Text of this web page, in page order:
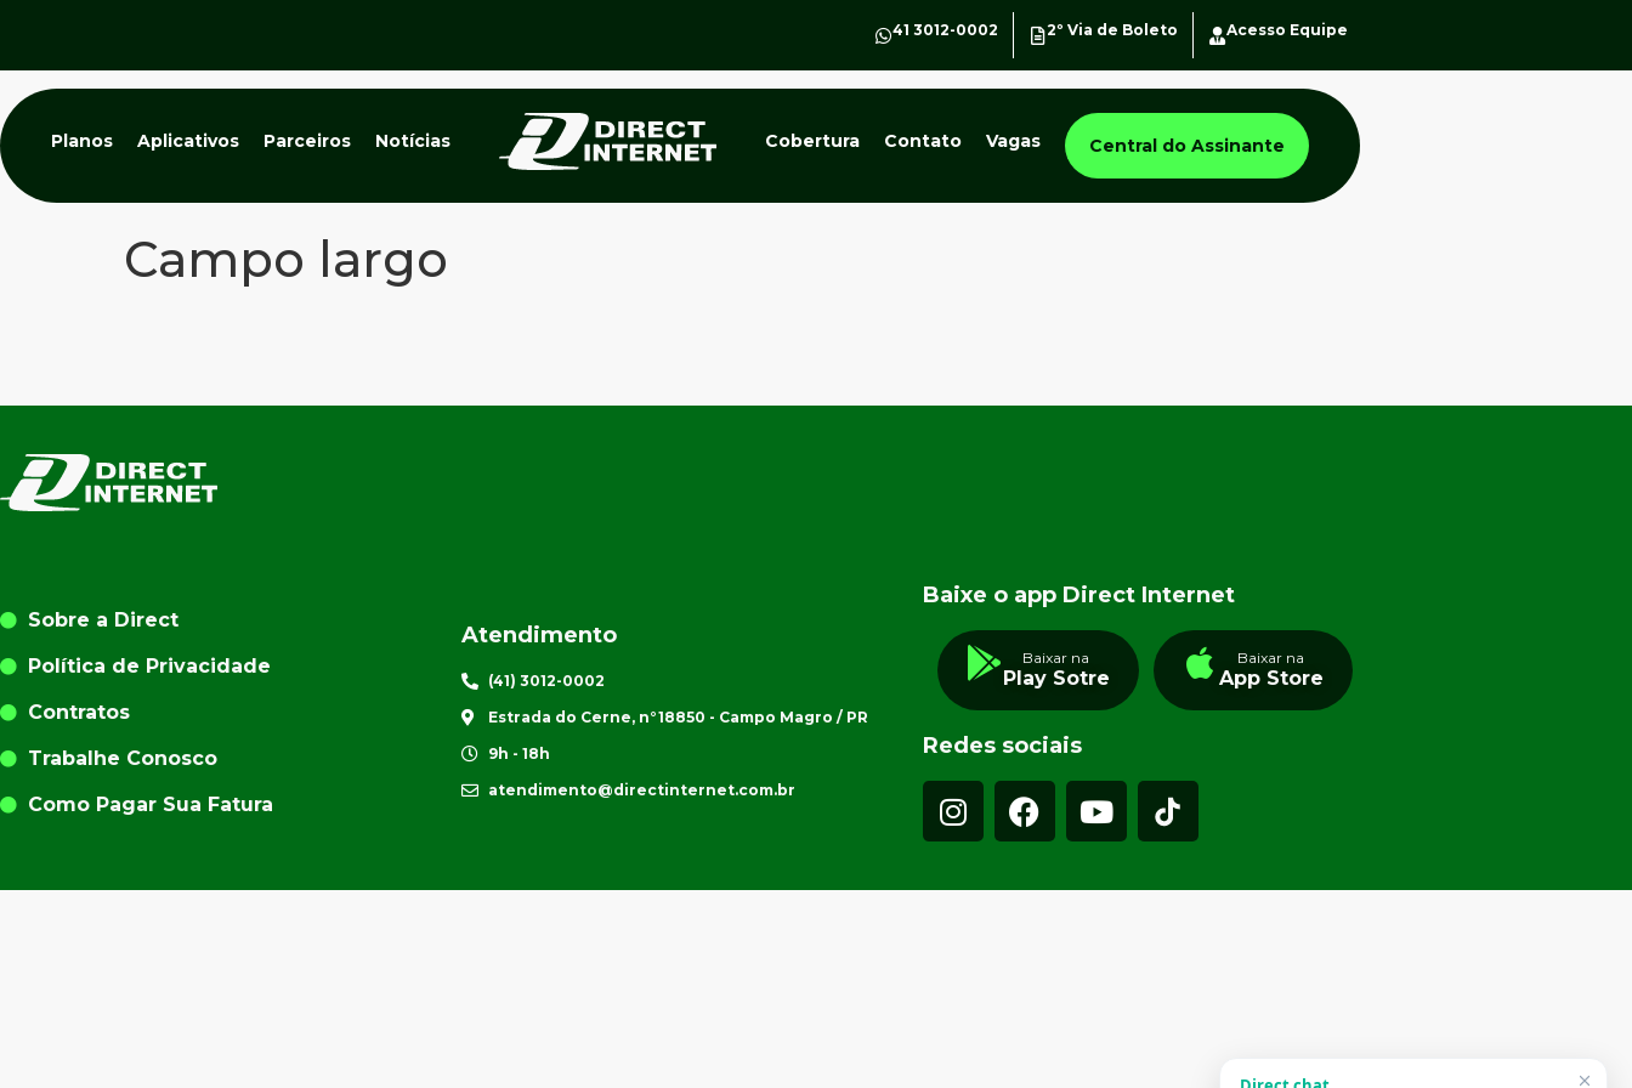
41 3012-0002 2º Via de Boleto Acesso Equipe
Planos Aplicativos Parceiros Notícias Cobertura Contato Vagas Central do Assinante
Campo largo
Sobre a Direct
Política de Privacidade
Contratos
Trabalhe Conosco
Como Pagar Sua Fatura
Atendimento
(41) 3012-0002
Estrada do Cerne, n°18850 - Campo Magro / PR
9h - 18h
atendimento@directinternet.com.br
Baixe o app Direct Internet
Baixar na
Play Sotre
Baixar na
App Store
Redes sociais